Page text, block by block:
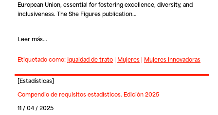
European Union, essential for fostering excellence, diversity, and
inclusiveness. The She Figures publication…
Leer más...
Etiquetado como: Igualdad de trato| Mujeres| Mujeres innovadoras
[Estadísticas]
Compendio de requisitos estadísticos. Edición 2025
11 / 04 / 2025